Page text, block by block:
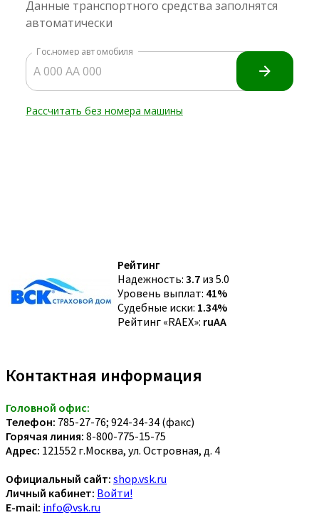
Рейтинг
Надежность: 3.7 из 5.0
Уровень выплат: 41%
Судебные иски: 1.34%
Рейтинг «RAEX»: ruAA
Контактная информация
Головной офис:
Телефон: 785-27-76; 924-34-34 (факс)
Горячая линия: 8-800-775-15-75
Адрес: 121552 г.Москва, ул. Островная, д. 4
Официальный сайт: shop.vsk.ru
Личный кабинет: Войти!
E-mail: info@vsk.ru